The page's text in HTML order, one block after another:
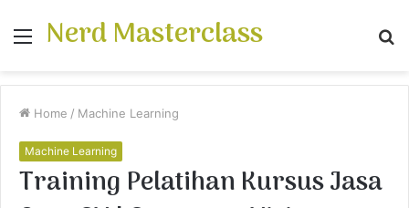
Menu
Nerd Masterclass
Home / Machine Learning
Machine Learning
Training Pelatihan Kursus Jasa